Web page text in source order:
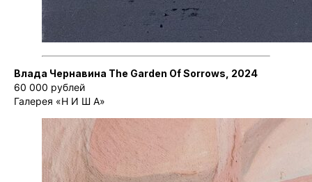
Влада Чернавина The Garden Of Sorrows, 2024
60 000 рублей
Галерея «Н И Ш А»